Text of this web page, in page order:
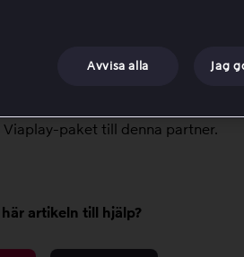
paket. Om namnet på en
Apple), betyder det att din
Viaplay kan inte ändra eller
paket till denna partner.
artikeln till hjälp?
Avvisa alla Jag